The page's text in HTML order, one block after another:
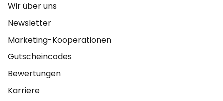
Wir über uns
Newsletter
Marketing-Kooperationen
Gutscheincodes
Bewertungen
Karriere